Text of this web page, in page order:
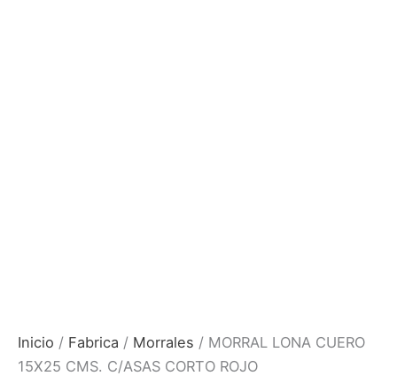
Inicio / Fabrica / Morrales / MORRAL LONA CUERO
15X25 CMS. C/ASAS CORTO ROJO